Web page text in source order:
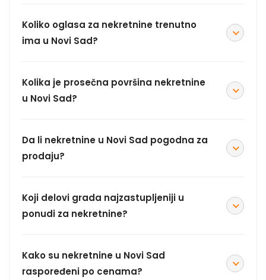
Koliko oglasa za nekretnine trenutno
ima u Novi Sad?
Kolika je prosečna površina nekretnine
u Novi Sad?
Da li nekretnine u Novi Sad pogodna za
prodaju?
Koji delovi grada najzastupljeniji u
ponudi za nekretnine?
Kako su nekretnine u Novi Sad
raspoređeni po cenama?